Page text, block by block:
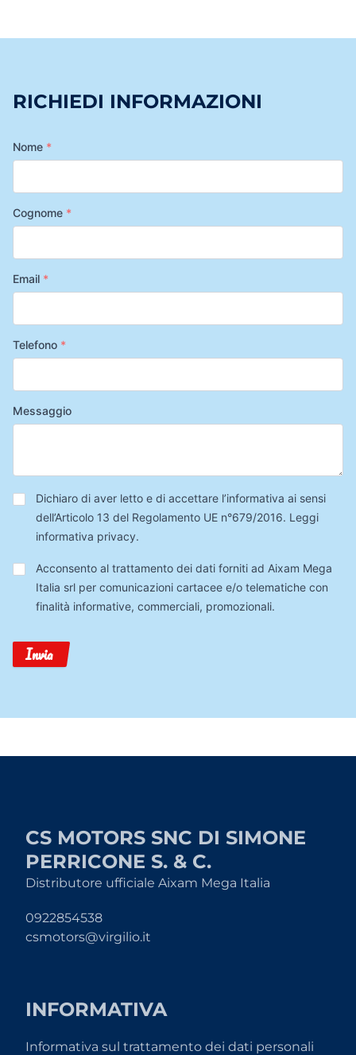
RICHIEDI INFORMAZIONI
Nome *
Cognome *
Email *
Telefono *
Messaggio
Privacy*
Dichiaro di aver letto e di accettare l’informativa ai sensi
dell’Articolo 13 del Regolamento UE n°679/2016. Leggi
informativa privacy.
Trattamento
Dati
Acconsento al trattamento dei dati forniti ad Aixam Mega
Italia srl per comunicazioni cartacee e/o telematiche con
finalità informative, commerciali, promozionali.
Invia
CS MOTORS SNC DI SIMONE
PERRICONE S. & C.
Distributore ufficiale Aixam Mega Italia
0922854538
csmotors@virgilio.it
INFORMATIVA
Informativa sul trattamento dei dati personali